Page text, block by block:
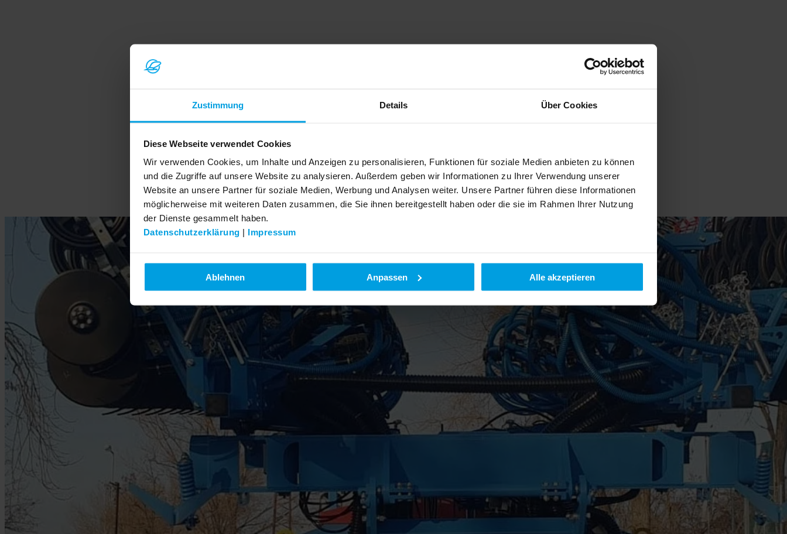
Zustimmung Details Über Cookies
Diese Webseite verwendet Cookies
Wir verwenden Cookies, um Inhalte und Anzeigen zu personalisieren, Funktionen für soziale Medien anbieten zu können
und die Zugriffe auf unsere Website zu analysieren. Außerdem geben wir Informationen zu Ihrer Verwendung unserer
Website an unsere Partner für soziale Medien, Werbung und Analysen weiter. Unsere Partner führen diese Informationen
möglicherweise mit weiteren Daten zusammen, die Sie ihnen bereitgestellt haben oder die sie im Rahmen Ihrer Nutzung
der Dienste gesammelt haben.
Datenschutzerklärung | Impressum
Ablehnen Anpassen Alle akzeptieren